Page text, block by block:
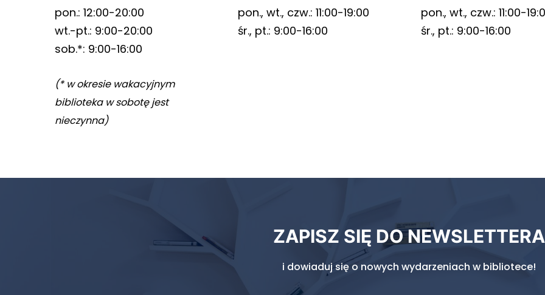
pon.: 12:00-20:00
wt.-pt.: 9:00-20:00
sob.*: 9:00-16:00
(* w okresie wakacyjnym
biblioteka w sobotę jest
nieczynna)
pon., wt., czw.: 11:00-19:00
śr., pt.: 9:00-16:00
pon., wt., czw.: 11:00-
śr., pt.: 9:00-16:00
Newsletter
biblioteki
ZAPISZ SIĘ DO NEWSLETTERA
i dowiaduj się o nowych wydarzeniach w bibliotece!